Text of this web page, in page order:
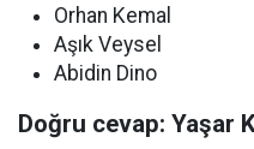
Orhan Kemal
Aşık Veysel
Abidin Dino
Doğru cevap: Yaşar